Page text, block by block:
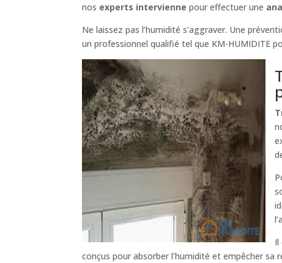
nos experts intervienne pour effectuer une
Ne laissez pas l’humidité s’aggraver. Une
un professionnel qualifié tel que KM-HUMIDITE
Il
conçus pour absorber l’humidité et empêcher